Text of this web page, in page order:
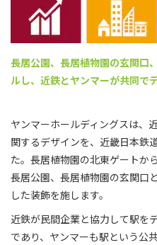
長居公園、長居植物園の玄関口、
ルし、 近鉄とヤンマーが共同で
ヤンマーホールディングスは、
関するデザインを、近畿日本鉄
た。長居植物園の北東ゲートか
長居公園、長居植物園の玄関口
した装飾を施します。
近鉄が民間企業と協力して駅を
であり、ヤンマーも駅という公